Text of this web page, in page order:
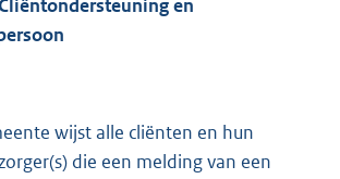
k
k
i
en
wijst alle cliënten en hun
die een melding van een